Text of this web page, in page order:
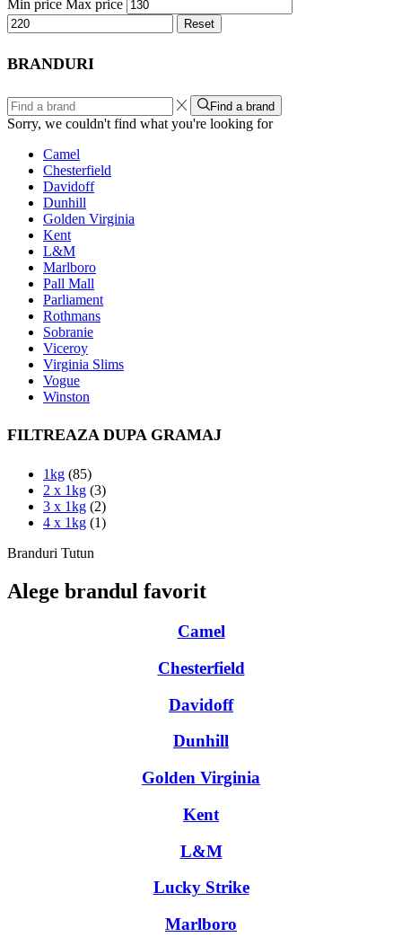
Min price Max price
Reset
BRANDURI
Find a brand
Sorry, we couldn't find what you're looking for
Camel
Chesterfield
Davidoff
Dunhill
Golden Virginia
Kent
L&M
Marlboro
Pall Mall
Parliament
Rothmans
Sobranie
Viceroy
Virginia Slims
Vogue
Winston
FILTREAZA DUPA GRAMAJ
1kg (85)
2 x 1kg (3)
3 x 1kg (2)
4 x 1kg (1)
Branduri Tutun
Alege brandul favorit
Camel
Chesterfield
Davidoff
Dunhill
Golden Virginia
Kent
L&M
Lucky Strike
Marlboro